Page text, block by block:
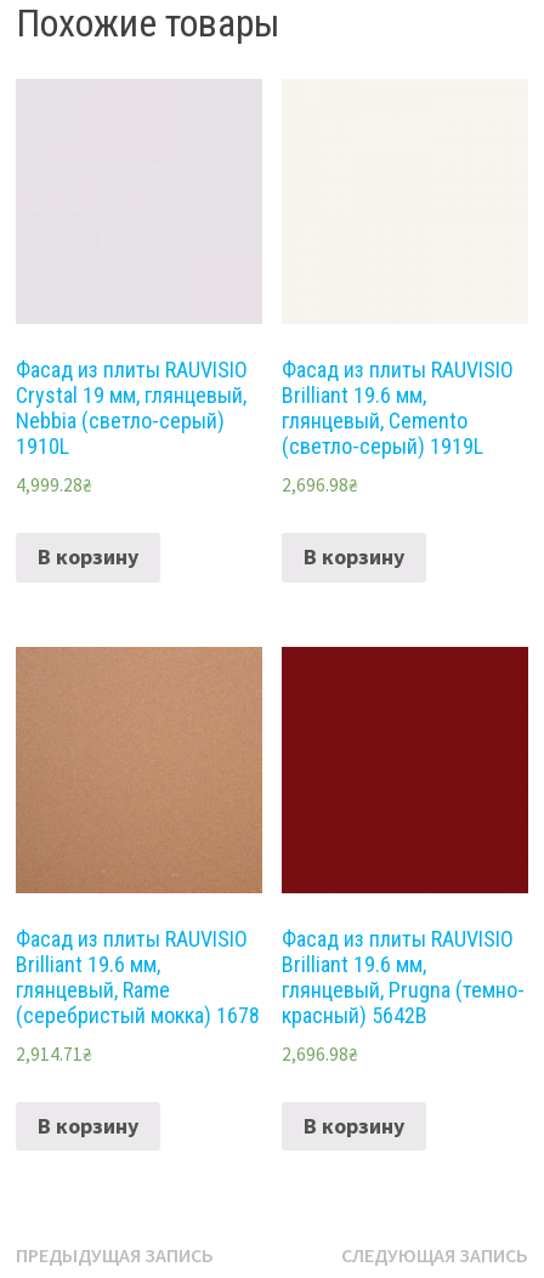
Похожие товары
Фасад из плиты RAUVISIO
Crystal 19 мм, глянцевый,
Nebbia (светло-серый)
1910L
4,999.28₴
В корзину
Фасад из плиты RAUVISIO
Brilliant 19.6 мм,
глянцевый, Cemento
(светло-серый) 1919L
2,696.98₴
В корзину
Фасад из плиты RAUVISIO
Brilliant 19.6 мм,
глянцевый, Rame
(серебристый мокка) 1678
2,914.71₴
В корзину
Фасад из плиты RAUVISIO
Brilliant 19.6 мм,
глянцевый, Prugna (темно-
красный) 5642B
2,696.98₴
В корзину
Навигация
ПРЕДЫДУЩАЯ ЗАПИСЬПредыдущая
СЛЕДУЮЩАЯ ЗАПИСЬ